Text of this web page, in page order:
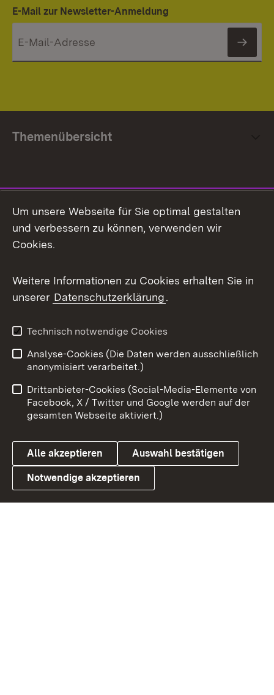
E-Mail zur Newsletter-Anmeldung
Themenübersicht
Facebook
X / Twitter
Youtube
Link zum Landesportal
Impressum
Kontakt
Barrierefreiheit
Datenschutz
Cookies
Um unsere Webseite für Sie optimal gestalten
und verbessern zu können, verwenden wir
Cookies.
Weitere Informationen zu Cookies erhalten Sie in
unserer Datenschutzerklärung.
Technisch notwendige Cookies
Analyse-Cookies (Die Daten werden ausschließlich
anonymisiert verarbeitet.)
Drittanbieter-Cookies (Social-Media-Elemente von
Facebook, X / Twitter und Google werden auf der
gesamten Webseite aktiviert.)
Alle akzeptieren Auswahl bestätigen
Notwendige akzeptieren